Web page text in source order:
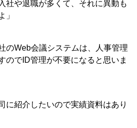
社や退職が多くて、それに異動も
」
のWeb会議システムは、人事管理
のでID管理が不要になると思いま
に紹介したいので実績資料はあり